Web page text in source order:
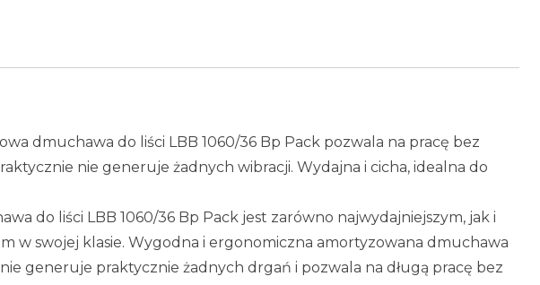
dmuchawa do liści LBB 1060/36 Bp Pack pozwala na pracę bez
nie generuje żadnych wibracji. Wydajna i cicha, idealna do
do liści LBB 1060/36 Bp Pack jest zarówno najwydajniejszym, jak i
w swojej klasie. Wygodna i ergonomiczna amortyzowana dmuchawa
generuje praktycznie żadnych drgań i pozwala na długą pracę bez